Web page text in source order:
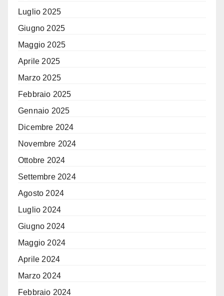
Luglio 2025
Giugno 2025
Maggio 2025
Aprile 2025
Marzo 2025
Febbraio 2025
Gennaio 2025
Dicembre 2024
Novembre 2024
Ottobre 2024
Settembre 2024
Agosto 2024
Luglio 2024
Giugno 2024
Maggio 2024
Aprile 2024
Marzo 2024
Febbraio 2024